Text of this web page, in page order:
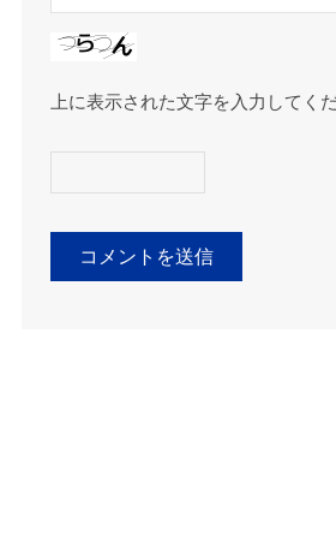
上に表示された文字を入力してくだ